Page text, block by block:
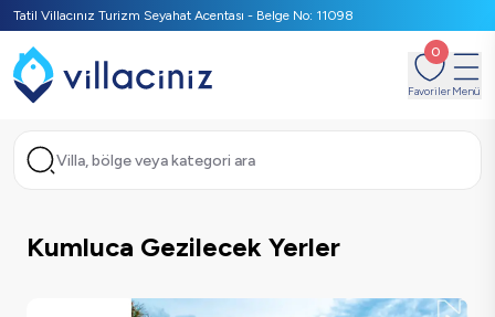
Tatil Villacınız Turizm Seyahat Acentası - Belge No: 11098
0
FavorilerMenü
Villa, bölge veya kategori ara
Kumluca Gezilecek Yerler